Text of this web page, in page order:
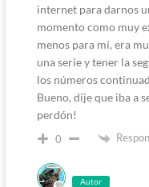
internet para darnos
momento como muy
menos para mí, era
una serie y tener la
los números
Bueno, dije que iba a
perdón!
0
Autor